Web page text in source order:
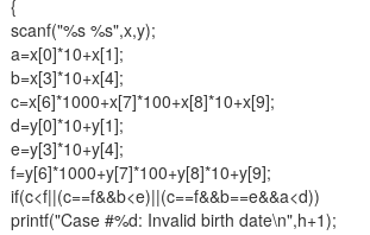
{
scanf("%s %s",x,y);
a=x[0]*10+x[1];
b=x[3]*10+x[4];
c=x[6]*1000+x[7]*100+x[8]*10+x[9];
d=y[0]*10+y[1];
e=y[3]*10+y[4];
f=y[6]*1000+y[7]*100+y[8]*10+y[9];
if(c<f||(c==f&&b<e)||(c==f&&b==e&&a<d))
printf("Case #%d: Invalid birth date\n",h+1);